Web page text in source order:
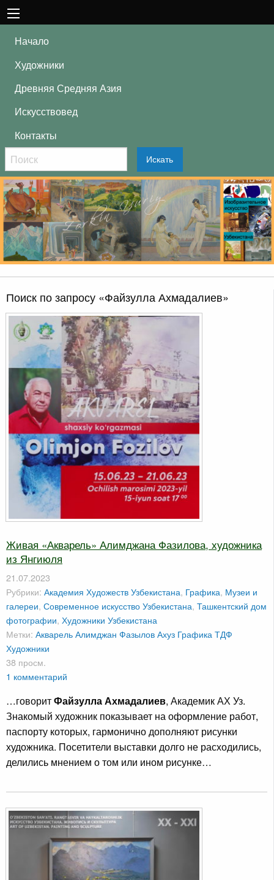
Начало
Художники
Древняя Средняя Азия
Искусствовед
Контакты
Искать
Поиск по запросу «Файзулла Ахмадалиев»
Живая «Акварель» Алимджана Фазилова, художника
из Янгиюля
21.07.2023
Рубрики: Академия Художеств Узбекистана, Графика, Музеи и
галереи, Современное искусство Узбекистана, Ташкентский дом
фотографии, Художники Узбекистана
Метки: АкварельАлимджан ФазыловАхуз Графика ТДФ
Художники
38 просм.
1 комментарий
…говоритФайзулла Ахмадалиев, Академик АХ Уз.
Знакомый художник показывает на оформление работ,
паспорту которых, гармонично дополняют рисунки
художника. Посетители выставки долго не расходились,
делились мнением о том или ином рисунке…